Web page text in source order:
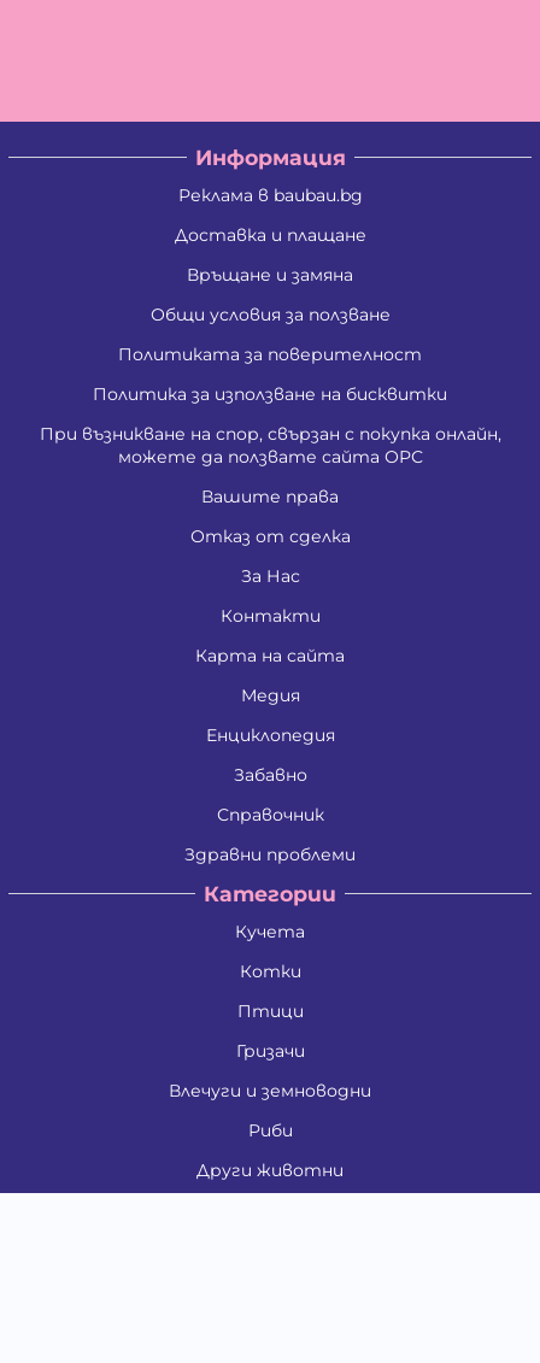
Информация
Реклама в baubau.bg
Доставка и плащане
Връщане и замяна
Общи условия за ползване
Политиката за поверителност
Политика за използване на бисквитки
При възникване на спор, свързан с покупка онлайн,
можете да ползвате сайта ОРС
Вашите права
Отказ от сделка
За Нас
Контакти
Карта на сайта
Медия
Енциклопедия
Забавно
Справочник
Здравни проблеми
Категории
Кучета
Котки
Птици
Гризачи
Влечуги и земноводни
Риби
Други животни